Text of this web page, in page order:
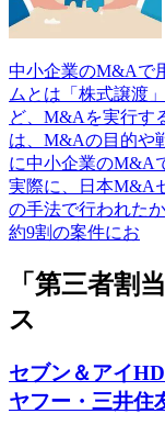
中小企業のM&Aで
ムとは「株式譲渡
ど、M&Aを実行す
は、M&Aの目的や
に中小企業のM&A
実際に、日本M&A
の手法で行われた
約9割の案件にお
「第三者割
ス
セブン＆アイ
ヤフー・三井住